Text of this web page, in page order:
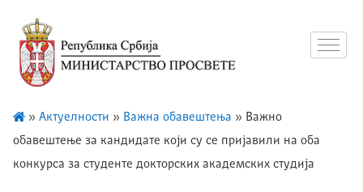
» Актуелности » Важна обавештења » Важно
обавештење за кандидате који су се пријавили на оба
конкурса за студенте докторских академских студија